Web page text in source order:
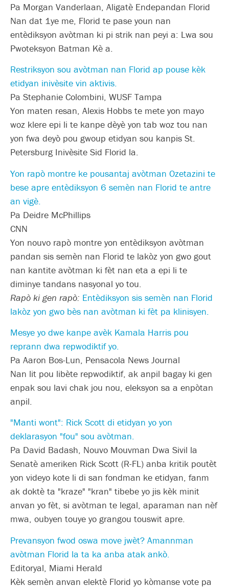
Pa Morgan Vanderlaan, Aligatè Endepandan Florid
Nan dat 1ye me, Florid te pase youn nan
entèdiksyon avòtman ki pi strik nan peyi a: Lwa sou
Pwoteksyon Batman Kè a.
Restriksyon sou avòtman nan Florid ap pouse kèk
etidyan inivèsite vin aktivis.
Pa Stephanie Colombini, WUSF Tampa
Yon maten resan, Alexis Hobbs te mete yon mayo
woz klere epi li te kanpe dèyè yon tab woz tou nan
yon fwa deyò pou gwoup etidyan sou kanpis St.
Petersburg Inivèsite Sid Florid la.
Yon rapò montre ke pousantaj avòtman Ozetazini te
bese apre entèdiksyon 6 semèn nan Florid te antre
an vigè.
Pa Deidre McPhillips
CNN
Yon nouvo rapò montre yon entèdiksyon avòtman
pandan sis semèn nan Florid te lakòz yon gwo gout
nan kantite avòtman ki fèt nan eta a epi li te
diminye tandans nasyonal yo tou.
Rapò ki gen rapò: Entèdiksyon sis semèn nan Florid
lakòz yon gwo bès nan avòtman ki fèt pa klinisyen.
Mesye yo dwe kanpe avèk Kamala Harris pou
reprann dwa repwodiktif yo.
Pa Aaron Bos-Lun, Pensacola News Journal
Nan lit pou libète repwodiktif, ak anpil bagay ki gen
enpak sou lavi chak jou nou, eleksyon sa a enpòtan
anpil.
"Manti wont": Rick Scott di etidyan yo yon
deklarasyon "fou" sou avòtman.
Pa David Badash, Nouvo Mouvman Dwa Sivil la
Senatè ameriken Rick Scott (R-FL) anba kritik poutèt
yon videyo kote li di san fondman ke etidyan, fanm
ak doktè ta "kraze" "kran" tibebe yo jis kèk minit
anvan yo fèt, si avòtman te legal, aparaman nan nèf
mwa, oubyen touye yo grangou touswit apre.
Prevansyon fwod oswa move jwèt? Amannman
avòtman Florid la ta ka anba atak ankò.
Editoryal, Miami Herald
Kèk semèn anvan elektè Florid yo kòmanse vote pa